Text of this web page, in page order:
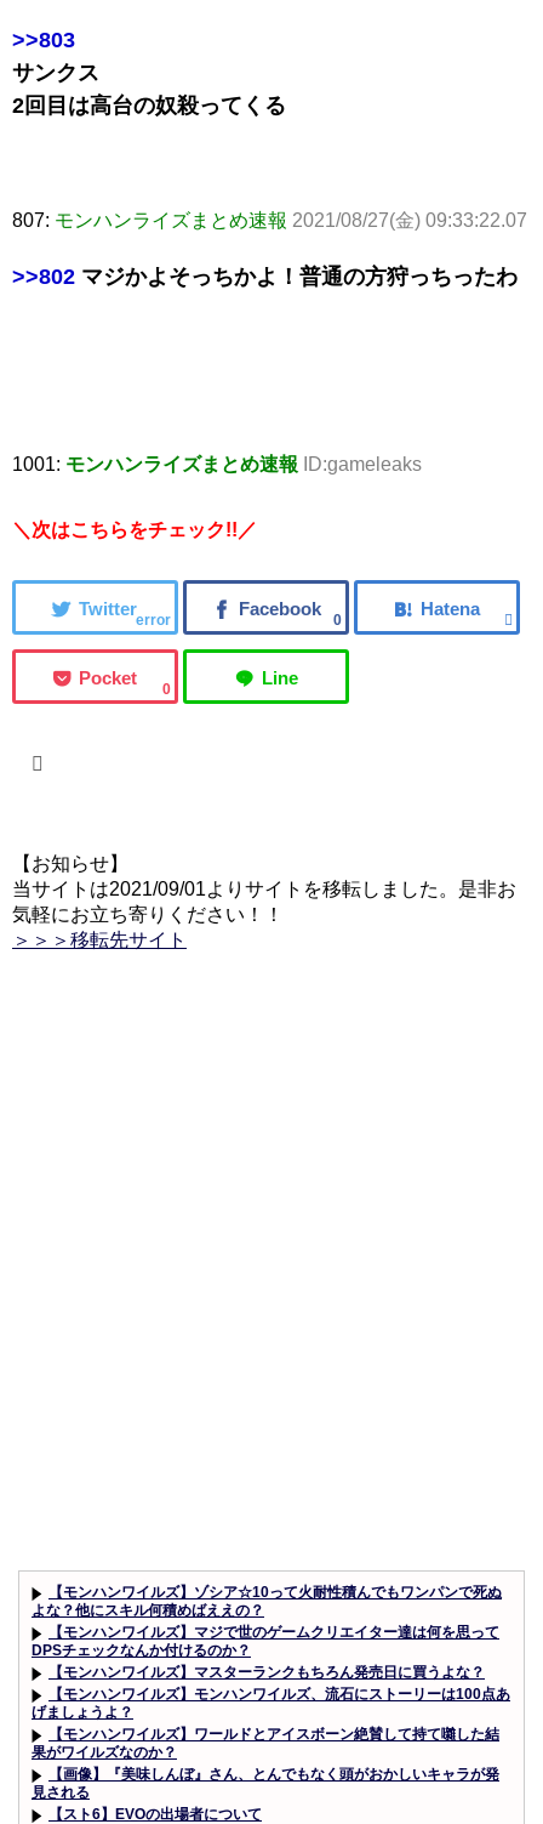
>>803
サンクス
2回目は高台の奴殺ってくる
807: モンハンライズまとめ速報 2021/08/27(金) 09:33:22.07
>>802 マジかよそっちかよ！普通の方狩っちったわ
1001: モンハンライズまとめ速報 ID:gameleaks
＼次はこちらをチェック!!／
error 0
0
【お知らせ】
当サイトは2021/09/01よりサイトを移転しました。是非お
気軽にお立ち寄りください！！
＞＞＞移転先サイト
【モンハンワイルズ】ゾシア☆10って火耐性積んでもワンパンで死ぬ
よな？他にスキル何積めばええの？
【モンハンワイルズ】マジで世のゲームクリエイター達は何を思って
DPSチェックなんか付けるのか？
【モンハンワイルズ】マスターランクもちろん発売日に買うよな？
【モンハンワイルズ】モンハンワイルズ、流石にストーリーは100点あ
げましょうよ？
【モンハンワイルズ】ワールドとアイスボーン絶賛して持て囃した結
果がワイルズなのか？
【画像】『美味しんぼ』さん、とんでもなく頭がおかしいキャラが発
見される
【スト6】EVOの出場者について